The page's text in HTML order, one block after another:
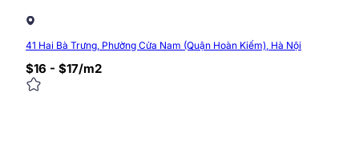
41 Hai Bà Trưng, Phường Cửa Nam (Quận Hoàn Kiếm), Hà Nội
$16 - $17/m2